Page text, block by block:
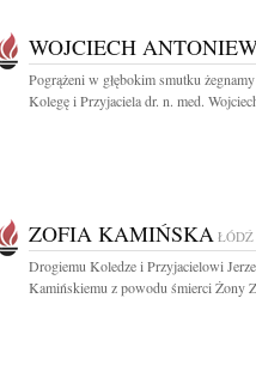
WOJCIECH
Pogrążeni w głębokim smutku
Kolegę i Przyjaciela dr. n. med.
ZOFIA KAMIŃSKA ŁÓDŹ
Drogiemu Koledze i Przyjacielowi
Kamińskiemu z powodu śmierci Żony